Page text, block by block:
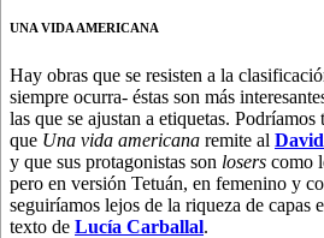
UNA VIDA AMERICANA
Hay obras que se resisten a la
siempre ocurra- éstas son más
las que se ajustan a etiquetas.
que Una vida americana remite al
y que sus protagonistas son losers como
pero en versión Tetuán, en femenino y
seguiríamos lejos de la riqueza de capas
texto de Lucía Carballal.